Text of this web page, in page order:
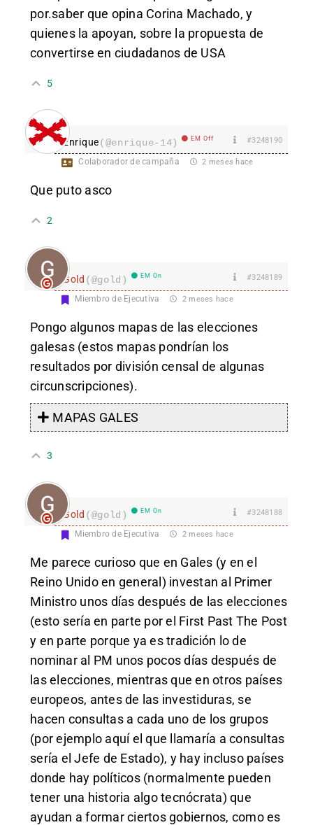
por.saber que opina Corina Machado, y
quienes la apoyan, sobre la propuesta de
convertirse en ciudadanos de USA
5
Enrique(@enrique-14) EM Off #3248190
Colaborador de campaña 2 meses hace
Que puto asco
2
Gold (@gold) EM On #3248189
Miembro de Ejecutiva 2 meses hace
Pongo algunos mapas de las elecciones
galesas (estos mapas pondrían los
resultados por división censal de algunas
circunscripciones).
MAPAS GALES
3
Gold (@gold) EM On #3248188
Miembro de Ejecutiva 2 meses hace
Me parece curioso que en Gales (y en el
Reino Unido en general) investan al Primer
Ministro unos días después de las elecciones
(esto sería en parte por el First Past The Post
y en parte porque ya es tradición lo de
nominar al PM unos pocos días después de
las elecciones, mientras que en otros países
europeos, antes de las investiduras, se
hacen consultas a cada uno de los grupos
(por ejemplo aquí el que llamaría a consultas
sería el Jefe de Estado), y hay incluso países
donde hay políticos (normalmente pueden
tener una historia algo tecnócrata) que
ayudan a formar ciertos gobiernos, como es